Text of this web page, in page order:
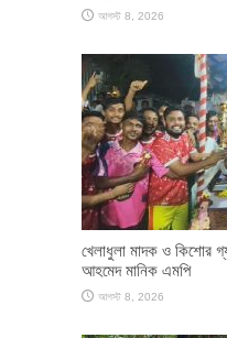
আগস্ট 8, 2026
খেলাধুলা মাদক ও কিশোর
আহমেদ মানিক এমপি
আগস্ট 8, 2026